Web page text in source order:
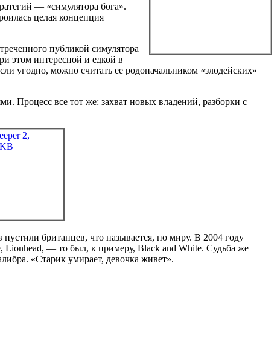
— «симулятора бога».
целая концепция
публикой симулятора
этом интересной и едкой в
угодно, можно считать ее родоначальником «злодейских»
Процесс все тот же: захват новых владений, разборки с
британцев, что называется, по миру. В 2004 году
Lionhead, — то был, к примеру, Black and White. Судьба же
«Старик умирает, девочка живет».